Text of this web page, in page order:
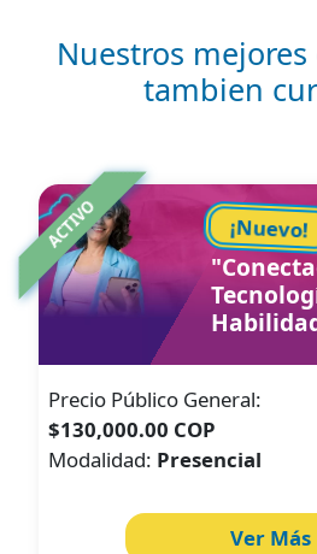
Nuestros
tambien
ACTIVO
Image
Precio Público General:
$130,000.00 COP
Modalidad: Presencial
Ver Más